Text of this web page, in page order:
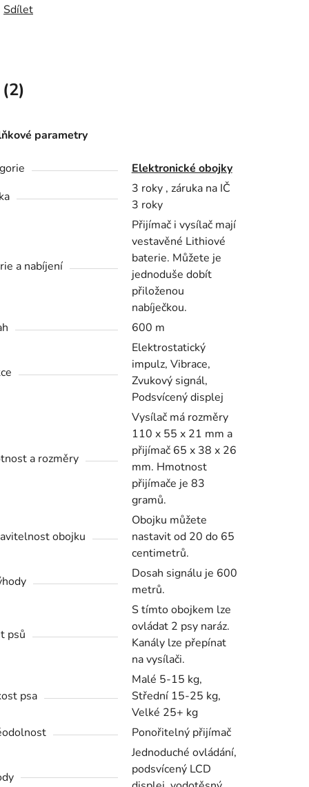
Sdílet
parametry
Elektronické obojky
3 roky , záruka na IČ
3 roky
a nabíjení
Přijímač i vysílač mají
vestavěné Lithiové
baterie. Můžete je
jednoduše dobít
přiloženou
nabíječkou.
600 m
Elektrostatický
impulz, Vibrace,
Zvukový signál,
Podsvícený displej
a rozměry
Vysílač má rozměry
110 x 55 x 21 mm a
přijímač 65 x 38 x 26
mm. Hmotnost
přijímače je 83
gramů.
obojku
Obojku můžete
nastavit od 20 do 65
centimetrů.
Dosah signálu je 600
metrů.
psů
S tímto obojkem lze
ovládat 2 psy naráz.
Kanály lze přepínat
na vysílači.
psa
Malé 5-15 kg,
Střední 15-25 kg,
Velké 25+ kg
Ponořitelný přijímač
Jednoduché ovládání,
podsvícený LCD